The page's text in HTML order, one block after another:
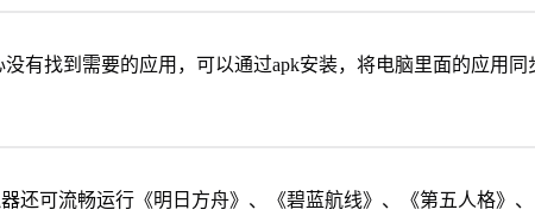
有找到需要的应用，可以通过apk安装，将电脑里面的应用同
还可流畅运行《明日方舟》、《碧蓝航线》、《第五人格》、